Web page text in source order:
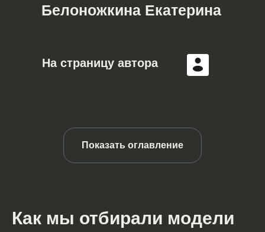
Белоножкина Екатерина
На страницу автора
Показать оглавление
1.1. Какие параметры влияли на место в рейтинге
Как мы отбирали модели